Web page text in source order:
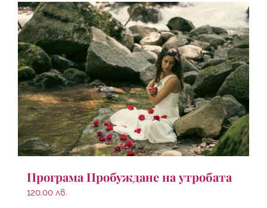
Програма Пробуждане на утробата
120.00 лв.